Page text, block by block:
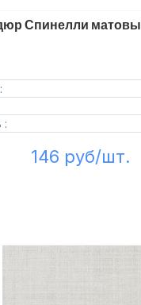
Спинелли
:
146 руб/шт.